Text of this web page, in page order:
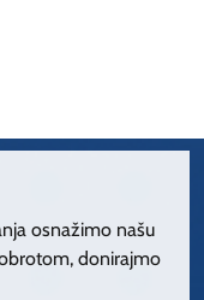
osnažimo našu
donirajmo